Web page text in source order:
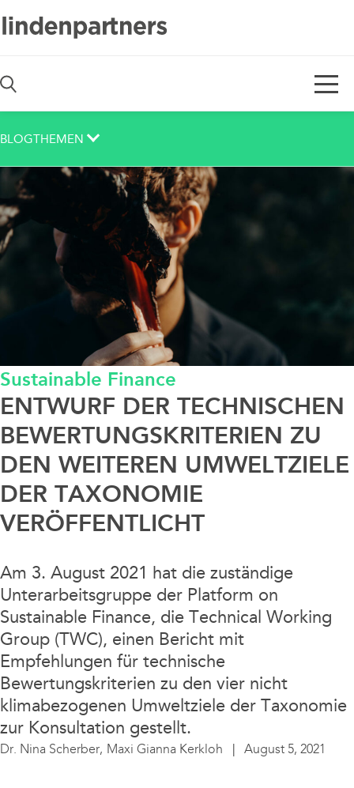
De
BLOGTHEMEN
Auch das noch
Berlin
Data / Media / IT
Finanzierung / Bank / Kapitalmarkt
Fintech/Crypto
Litigation
Real Estate
Steuern / Bilanz
Sustainable Finance
Unternehmen
Sustainable Finance
ENTWURF DER TECHNISCHEN
BEWERTUNGSKRITERIEN ZU
DEN WEITEREN UMWELTZIELE
DER TAXONOMIE
VERÖFFENTLICHT
Am 3. August 2021 hat die zuständige
Unterarbeitsgruppe der Platform on
Sustainable Finance, die Technical Working
Group (TWC), einen Bericht mit
Empfehlungen für technische
Bewertungskriterien zu den vier nicht
klimabezogenen Umweltziele der Taxonomie
zur Konsultation gestellt.
Dr. Nina Scherber, Maxi Gianna Kerkloh August 5, 2021